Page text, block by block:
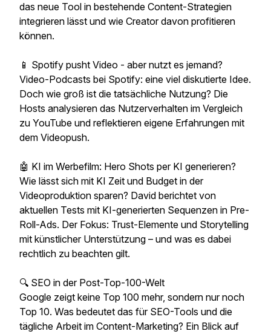
das neue Tool in bestehende Content-Strategien
integrieren lässt und wie Creator davon profitieren
können.
📱 Spotify pusht Video - aber nutzt es jemand?
Video-Podcasts bei Spotify: eine viel diskutierte Idee.
Doch wie groß ist die tatsächliche Nutzung? Die
Hosts analysieren das Nutzerverhalten im Vergleich
zu YouTube und reflektieren eigene Erfahrungen mit
dem Videopush.
🤖 KI im Werbefilm: Hero Shots per KI generieren?
Wie lässt sich mit KI Zeit und Budget in der
Videoproduktion sparen? David berichtet von
aktuellen Tests mit KI-generierten Sequenzen in Pre-
Roll-Ads. Der Fokus: Trust-Elemente und Storytelling
mit künstlicher Unterstützung – und was es dabei
rechtlich zu beachten gilt.
🔍 SEO in der Post-Top-100-Welt
Google zeigt keine Top 100 mehr, sondern nur noch
Top 10. Was bedeutet das für SEO-Tools und die
tägliche Arbeit im Content-Marketing? Ein Blick auf